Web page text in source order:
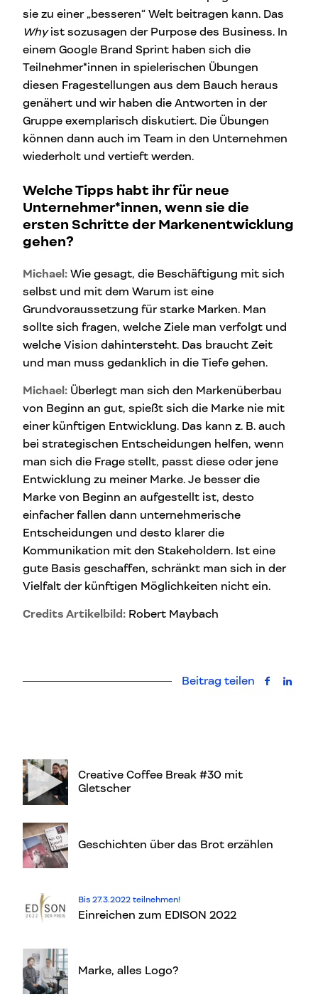
Creative Coffee Break #30 mit
Gletscher
Geschichten über das Brot erzählen
Bis 27.3.2022 teilnehmen!
Einreichen zum EDISON 2022
Marke, alles Logo?
sie zu einer „besseren“ Welt beitragen kann. Das
Whyist sozusagen der Purpose des Business. In
einem Google Brand Sprint haben sich die
Teilnehmer*innen in spielerischen Übungen
diesen Fragestellungen aus dem Bauch heraus
genähert und wir haben die Antworten in der
Gruppe exemplarisch diskutiert. Die Übungen
können dann auch im Team in den Unternehmen
wiederholt und vertieft werden.
Welche Tipps habt ihr für neue
Unternehmer*innen, wenn sie die
ersten Schritte der Markenentwicklung
gehen?
Michael: Wie gesagt, die Beschäftigung mit sich
selbst und mit dem Warum ist eine
Grundvoraussetzung für starke Marken. Man
sollte sich fragen, welche Ziele man verfolgt und
welche Vision dahintersteht. Das braucht Zeit
und man muss gedanklich in die Tiefe gehen.
Michael: Überlegt man sich den Markenüberbau
von Beginn an gut, spießt sich die Marke nie mit
einer künftigen Entwicklung. Das kann z. B. auch
bei strategischen Entscheidungen helfen, wenn
man sich die Frage stellt, passt diese oder jene
Entwicklung zu meiner Marke. Je besser die
Marke von Beginn an aufgestellt ist, desto
einfacher fallen dann unternehmerische
Entscheidungen und desto klarer die
Kommunikation mit den Stakeholdern. Ist eine
gute Basis geschaffen, schränkt man sich in der
Vielfalt der künftigen Möglichkeiten nicht ein.
Credits Artikelbild: Robert Maybach
Beitrag teilen auf auf